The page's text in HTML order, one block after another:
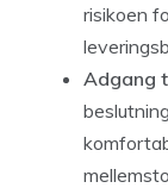
risikoen
Adgang